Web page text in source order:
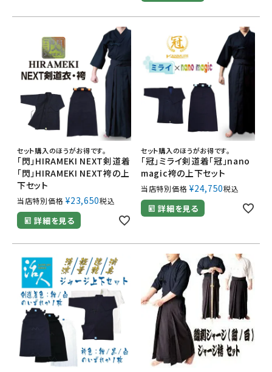
セット購入のほうがお得です。
「閃」HIRAMEKI NEXT剣道着
「閃」HIRAMEKI NEXT袴の上
下セット
当店特別価格 ¥23,650税込
詳細を見る
セット購入のほうがお得です。
「冠」ミライ剣道着「冠」nano
magic袴の上下セット
当店特別価格 ¥24,750税込
詳細を見る